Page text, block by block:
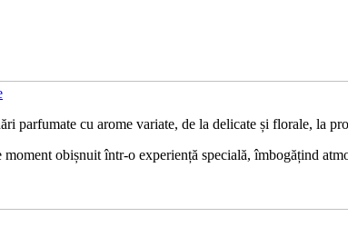
parfumate cu arome variate, de la delicate și florale, la
obișnuit într-o experiență specială, îmbogățind